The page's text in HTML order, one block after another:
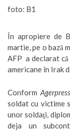
foto: B1
În apropiere de
martie, pe o bază
AFP a declarat
americane în Irak
Conform Agerpress
soldat cu victime
unor soldaţi,
deja un